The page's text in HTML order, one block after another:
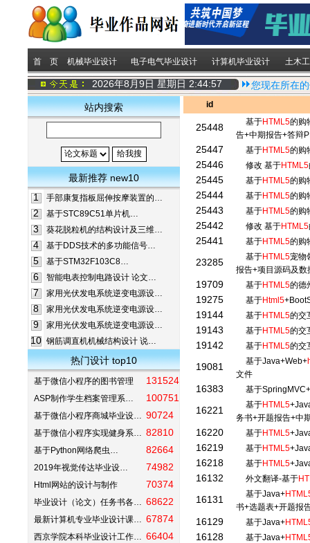
首 页 机械毕业设计 电子电气毕业设计 计算机毕业设计 土木
2026年8月9日 星期日 2:44:58
您现在所在
站内搜索
最新推荐 new10
1
手部康复指板屈伸按摩装置的…
2 基于STC89C51单片机…
3 葵花脱粒机的结构设计及三维…
4 基于DDS技术的多功能信号…
5 基于STM32F103C8…
6 智能电表控制电路设计 论文…
7 家用光伏发电系统逆变电源设…
8 家用光伏发电系统逆变电源设…
9 家用光伏发电系统逆变电源设…
10 钢筋调直机机械结构设计 说…
热门设计 top10
基于微信小程序的图书管理 131524
ASP制作学生档案管理系… 100751
基于微信小程序商城毕业设… 90724
基于微信小程序实现健身系… 82810
基于Python网络爬虫… 82664
2019年视觉传达毕业设… 74982
Html网站的设计与制作 70374
毕业设计（论文）任务书各… 68622
最新计算机专业毕业设计课… 67874
西京学院本科毕业设计工作… 66404
id
25448 基于HTML5的购
告+中期报告+答辩
25447 基于HTML5的购
25446 修改 基于HTML5
25445 基于HTML5的购
25444 基于HTML5的购
25443 基于HTML5的购
25442 修改 基于HTML5
25441 基于HTML5的购
23285 基于HTML5宠物
报告+项目源码及数
19709 基于HTML5的德
19275 基于Html5
19144 基于HTML5的交
19143 基于HTML5的交
19142 基于HTML5的交
19081 基于Java+Web+
文件
16383 基于SpringMVC+
16221 基于HTML5
务书+开题报告+中
16220 基于HTML5
16219 基于HTML5
16218 基于HTML5
16132 外文翻译-基于
16131 基于Java+
书+选题表+开题报
16129 基于Java+
16128 基于Java+